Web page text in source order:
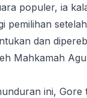
populer, ia
pemilihan
dan
Mahkamah
ini, Gore